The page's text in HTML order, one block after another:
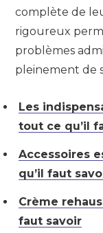
complète de
rigoureux
problèmes
pleinement de
Les
tout ce qu’il
Accessoires
qu’il faut
Crème
faut savoir